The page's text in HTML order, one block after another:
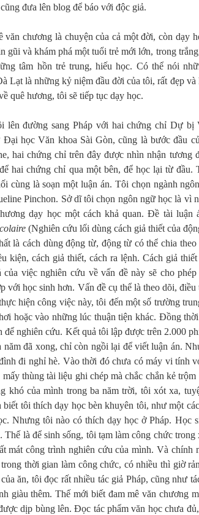
đưa lên blog để báo với độc giả.
văn chương là chuyện của cả một đời, còn dạy
gũi và khám phá một tuổi trẻ mới lớn, trong
tâm hồn trẻ trung, hiếu học. Có thể nói
Lạt là những kỷ niệm đầu đời của tôi, rất đẹp
quê hương, tôi sẽ tiếp tục dạy học.
lên đường sang Pháp với hai chứng chỉ Dự bị
Đại học Văn khoa Sài Gòn, cũng là bước đầu
hai chứng chỉ trên đây được nhìn nhận tương
hai chứng chỉ qua một bên, để học lại từ đầu.
cùng là soạn một luận án. Tôi chọn ngành
Pinchon. Sở dĩ tôi chọn ngôn ngữ học là vì
dạy học một cách khả quan. Đề tài luận
(Nghiên cứu lối dùng cách giả thiết của
là cách dùng động từ, động từ có thể chia
kiện, cách giả thiết, cách ra lệnh. Cách giả
của việc nghiên cứu về vấn đề này sẽ cho
với học sinh hơn. Vấn đề cụ thể là theo dõi,
hiện công việc này, tôi đến một số trường
hoặc vào những lúc thuận tiện khác. Đồng
để nghiên cứu. Kết quả tôi lập được trên 2.000
năm đã xong, chỉ còn ngồi lại để viết luận án.
đi nghỉ hè. Vào thời đó chưa có máy vi tính
mấy thùng tài liệu ghi chép mà chắc chắn kẻ
khó của mình trong ba năm trời, tôi xót xa,
biết tôi thích dạy học bèn khuyên tôi, như một
Nhưng tôi nào có thích dạy học ở Pháp. Học
Thế là để sinh sống, tôi tạm làm công chức
mát công trình nghiên cứu của mình. Và chính
thời gian làm công chức, có nhiều thì giờ
ăn, tôi đọc rất nhiều tác giả Pháp, cũng như
giàu thêm. Thế mới biết đam mê văn chương
dịp bùng lên. Đọc tác phẩm văn học chưa